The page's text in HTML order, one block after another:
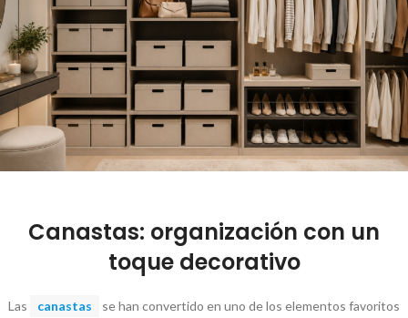
Canastas: organización con un
toque decorativo
Las canastas
se han convertido en uno de los elementos favoritos